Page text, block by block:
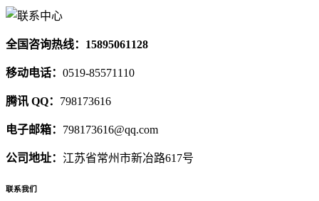
全国咨询热线：15895061128
移动电话： 0519-85571110
腾讯 QQ： 798173616
电子邮箱： 798173616@qq.com
公司地址： 江苏省常州市新冶路617号
联系我们